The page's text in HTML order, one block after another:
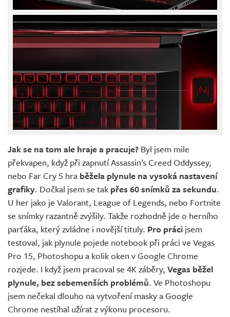
Jak se na tom ale hraje a pracuje? Byl jsem mile
překvapen, když při zapnutí Assassin’s Creed Oddyssey,
nebo Far Cry 5 hra běžela plynule na vysoká nastavení
grafiky. Dočkal jsem se tak přes 60 snímků za sekundu.
U her jako je Valorant, League of Legends, nebo Fortnite
se snímky razantně zvýšily. Takže rozhodně jde o herního
parťáka, který zvládne i novější tituly. Pro práci jsem
testoval, jak plynule pojede notebook při práci ve Vegas
Pro 15, Photoshopu a kolik oken v Google Chrome
rozjede. I když jsem pracoval se 4K záběry, Vegas běžel
plynule, bez sebemenších problémů. Ve Photoshopu
jsem nečekal dlouho na vytvoření masky a Google
Chrome nestíhal užírat z výkonu procesoru.